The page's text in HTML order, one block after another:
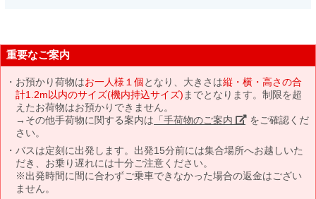
重要なご案内
お預かり荷物はお一人様１個となり、大きさは縦・横・高さの合
計1.2m以内のサイズ(機内持込サイズ) までとなります。制限を超
えたお荷物はお預かりできません。
→その他手荷物に関する案内は 「手荷物のご案内」 をご確認くだ
さい。
バスは定刻に出発します。出発15分前には集合場所へお越しいた
だき、お乗り遅れには十分ご注意ください。
※出発時間に間に合わずご乗車できなかった場合の返金はござい
ません。